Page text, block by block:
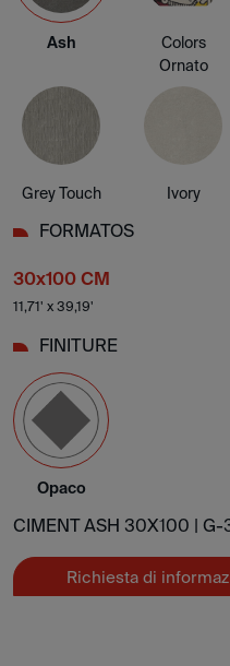
Ash
Colors
Ornato
Grey Touch Ivory
FORMATOS
30x100 CM
11,71' x 39,19'
FINITURE
Opaco
CIMENT ASH 30X100 | G-
Richiesta di